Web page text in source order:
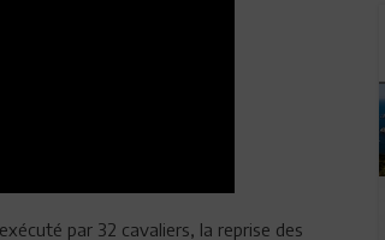
par 32 cavaliers, la reprise des